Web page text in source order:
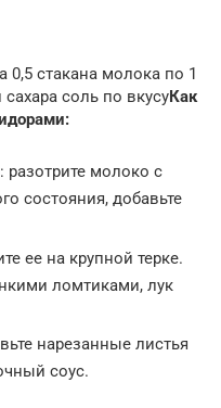
0,5 стакана молока по 1
соль по вкусуКак
разотрите молоко с
состояния, добавьте
ее на крупной терке.
ломтиками, лук
нарезанные листья
соус.